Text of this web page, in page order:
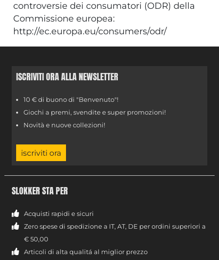
controversie dei consumatori (ODR) della
Commissione europea:
http://ec.europa.eu/consumers/odr/
ISCRIVITI ORA ALLA NEWSLETTER
10 € di buono di "Benvenuto"!
Giochi a premi, svendite e super promozioni!
Novità e nuove collezioni!
iscriviti ora
SLOKKER STA PER
Acquisti rapidi e sicuri
Zero spese di spedizione a IT, AT, DE per ordini superiori a
€ 50,00
Articoli di alta qualitá al miglior prezzo